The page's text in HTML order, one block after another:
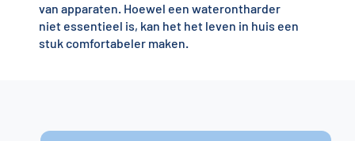
van apparaten. Hoewel een waterontharder
niet essentieel is, kan het het leven in huis een
stuk comfortabeler maken.